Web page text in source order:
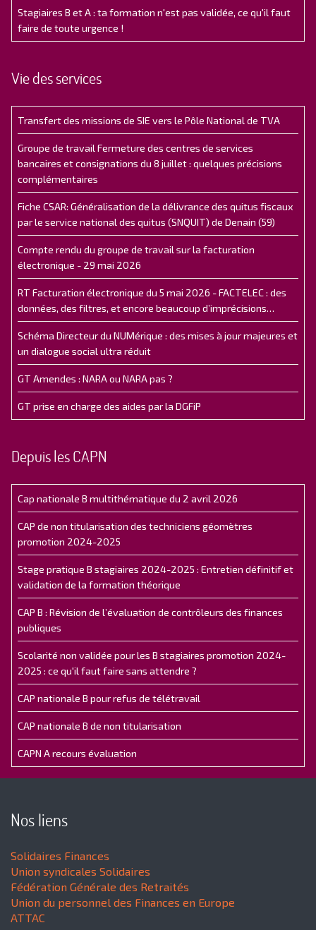
Stagiaires B et A : ta formation n'est pas validée, ce qu'il faut
faire de toute urgence !
Vie des services
Transfert des missions de SIE vers le Pôle National de TVA
Groupe de travail Fermeture des centres de services
bancaires et consignations du 8 juillet : quelques précisions
complémentaires
Fiche CSAR: Généralisation de la délivrance des quitus fiscaux
par le service national des quitus (SNQUIT) de Denain (59)
Compte rendu du groupe de travail sur la facturation
électronique - 29 mai 2026
RT Facturation électronique du 5 mai 2026 - FACTELEC : des
données, des filtres, et encore beaucoup d’imprécisions…
Schéma Directeur du NUMérique : des mises à jour majeures et
un dialogue social ultra réduit
GT Amendes : NARA ou NARA pas ?
GT prise en charge des aides par la DGFiP
Depuis les CAPN
Cap nationale B multithématique du 2 avril 2026
CAP de non titularisation des techniciens géomètres
promotion 2024-2025
Stage pratique B stagiaires 2024-2025 : Entretien définitif et
validation de la formation théorique
CAP B : Révision de l’évaluation de contrôleurs des finances
publiques
Scolarité non validée pour les B stagiaires promotion 2024-
2025 : ce qu'il faut faire sans attendre ?
CAP nationale B pour refus de télétravail
CAP nationale B de non titularisation
CAPN A recours évaluation
Nos liens
Solidaires Finances
Union syndicales Solidaires
Fédération Générale des Retraités
Union du personnel des Finances en Europe
ATTAC